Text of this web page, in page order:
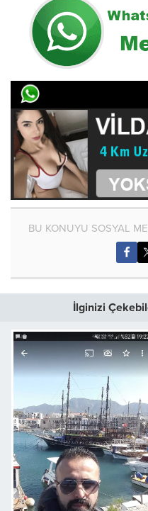
BU KONUYU SOSYAL
İlginizi